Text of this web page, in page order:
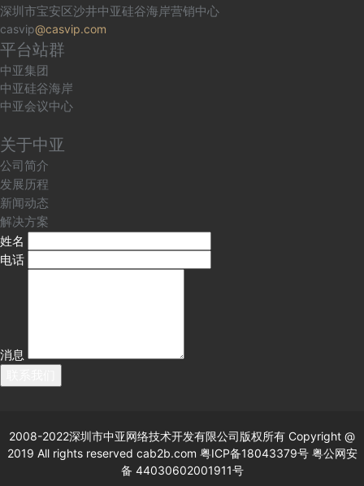
深圳市宝安区沙井中亚硅谷海岸营销中心
casvip@casvip.com
平台站群
中亚集团
中亚硅谷海岸
中亚会议中心
关于中亚
公司简介
发展历程
新闻动态
解决方案
姓名
电话
消息
2008-2022深圳市中亚网络技术开发有限公司版权所有 Copyright @
2019 All rights reserved cab2b.com 粤ICP备18043379号 粤公网安
备 44030602001911号